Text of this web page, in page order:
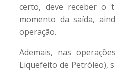
certo, deve receber o
momento da saída,
operação.
Ademais, nas
Liquefeito de Petróleo),